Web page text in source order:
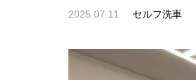
2025.07.11 セルフ洗車